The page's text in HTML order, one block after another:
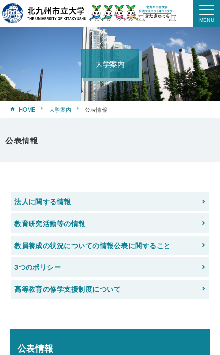
大学案内
HOME 大学案内 公表情報
公表情報
法人に関する情報
教育研究活動等の情報
教員養成の状況についての情報公表に関すること
3つのポリシー
高等教育の修学支援制度について
公表情報